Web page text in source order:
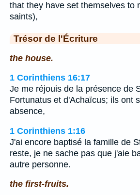
that they have set themselves to
saints),
Trésor de l'Écriture
the house.
1 Corinthiens 16:17
Je me réjouis de la présence de
Fortunatus et d'Achaïcus; ils ont
absence,
1 Corinthiens 1:16
J'ai encore baptisé la famille de
reste, je ne sache pas que j'aie
autre personne.
the first-fruits.